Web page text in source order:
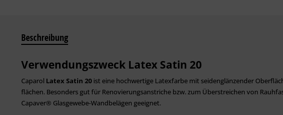
Beschreibung
Verwendungszweck Latex Satin 20
Caparol Latex Satin 20 ist eine hochwertige Latexfarbe mit seiden­­­glän­zen­der
flächen. Besonders gut für Reno­vie­rungs­anstriche bzw. zum Überstreichen von
Capaver® Glasgewebe-Wandbelägen ge­eignet.